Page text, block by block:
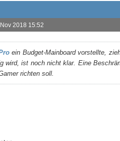
2018 15:52
ein Budget-Mainboard vorstellte,
wird, ist noch nicht klar. Eine
richten soll.